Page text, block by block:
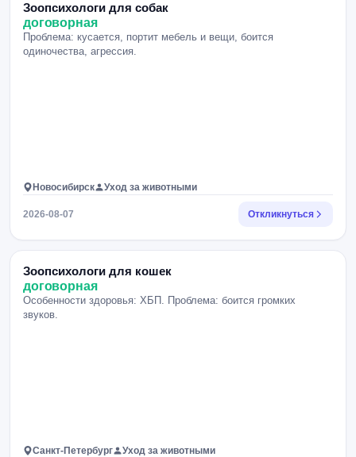
Зоопсихологи для собак
договорная
Проблема: кусается, портит мебель и вещи, боится
одиночества, агрессия.
Новосибирск Уход за животными
2026-08-07 Откликнуться
Зоопсихологи для кошек
договорная
Особенности здоровья: ХБП. Проблема: боится громких
звуков.
Санкт-Петербург Уход за животными